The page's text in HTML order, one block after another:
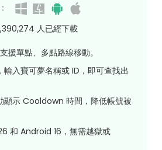
人已經下載
援單點、多點路線移動。
輸入寶可夢名稱或 ID，即可查找出
顯示 Cooldown 時間，降低帳號被
和 Android 16，無需越獄或